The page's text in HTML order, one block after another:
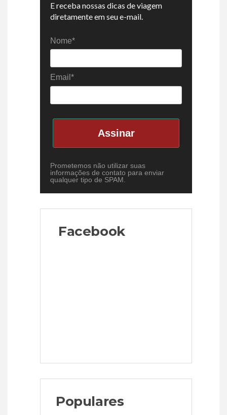
E receba nossas dicas de viagem
diretamente em seu e-mail.
Nome*
Email*
Assinar
Prometemos não utilizar suas
informações de contato para enviar
qualquer tipo de SPAM.
Facebook
Populares